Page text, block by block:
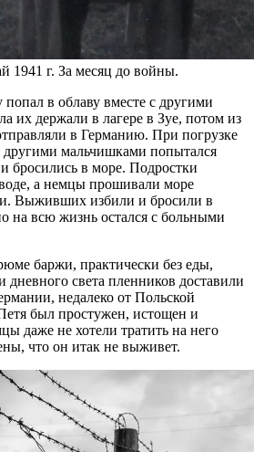
1941 г. За месяц до войны.
в облаву вместе с другими
их держали в лагере в Зуе, потом из
в Германию. При погрузке
другими мальчишками попытался
бросились в море. Подростки
а немцы прошивали море
Выживших избили и бросили в
на всю жизнь остался с больными
баржи, практически без еды,
дневного света пленников доставили
недалеко от Польской
был простужен, истощен и
даже не хотели тратить на него
что он итак не выживет.